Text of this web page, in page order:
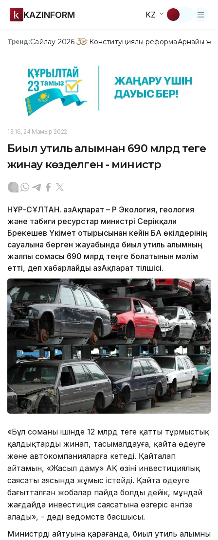
KAZINFORM KZ
Тренд:Сайлау-2026 Конституциялық реформаАрнайы
13:16, 24 Мамыр 2022
Биыл утиль алымнан 690 млрд теңге
жинау көзделген - министр
НҰР-СҰЛТАН. ҚазАқпарат – ҚР Экология, геология
және табиғи ресурстар министрі Серікқали
Брекешев Үкімет отырысынан кейін БАҚ өкілдерінің
сауалына берген жауабында биыл утиль алымның
жалпы сомасы 690 млрд теңге болатынын мәлім
етті, деп хабарлайды ҚазАқпарат тілшісі.
«Бұл соманың ішінде 12 млрд теңге қатты тұрмыстық
қалдықтарды жинап, тасымалдауға, қайта өңдеуге
және автокомпанияларға кетеді. Қайталап
айтамын, «Жасыл даму» АҚ өзінің инвестициялық
саясаты аясында жұмыс істейді. Қайта өңдеуге
бағытталған жобалар пайда болды дейік, мұндай
жағдайда инвестиция саясатына өзгеріс енгізе
алады», - деді ведомств басшысы.
Министрдің айтуына қарағанда, биыл утиль алымның